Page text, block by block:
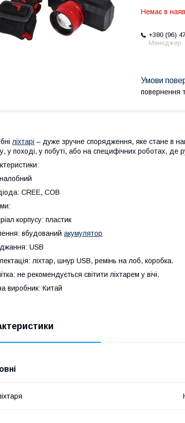
Немає в
+380 (96)
Менеджер
повернення
ліхтарі – дуже зручне спорядження, яке стане в
у поході, у побуті, або на специфічних роботах, де
CREE, COB
корпусу: пластик
вбудований акумулятор
USB
ліхтар, шнур USB, ремінь на лоб, коробка.
не рекомендується світити ліхтарем у вічі.
виробник: Китай